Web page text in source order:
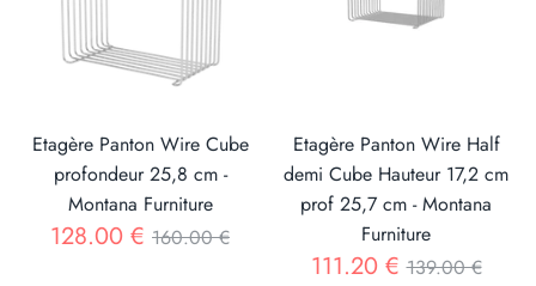
Etagère Panton Wire Cube
profondeur 25,8 cm -
Montana Furniture
128.00 € Prix
160.00 €
Etagère Panton Wire Half
demi Cube Hauteur 17,2 cm
prof 25,7 cm - Montana
Furniture
111.20 €Prix
139.00 €